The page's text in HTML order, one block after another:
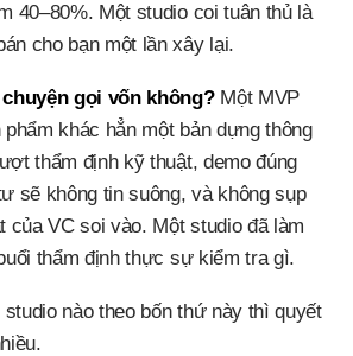
40–80%. Một studio coi tuân thủ là
cho bạn một lần xây lại.
gọi vốn không?Một MVP
khác hẳn một bản dựng thông
thẩm định kỹ thuật, demo đúng
sẽ không tin suông, và không sụp
của VC soi vào. Một studio đã làm
thẩm định thực sự kiểm tra gì.
nào theo bốn thứ này thì quyết